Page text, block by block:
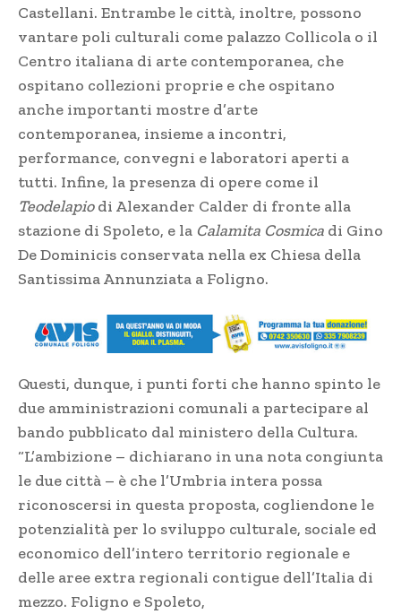
Castellani. Entrambe le città, inoltre, possono
vantare poli culturali come palazzo Collicola o il
Centro italiana di arte contemporanea, che
ospitano collezioni proprie e che ospitano
anche importanti mostre d’arte
contemporanea, insieme a incontri,
performance, convegni e laboratori aperti a
tutti. Infine, la presenza di opere come il
Teodelapiodi Alexander Calder di fronte alla
stazione di Spoleto, e la Calamita Cosmica di Gino
De Dominicis conservata nella ex Chiesa della
Santissima Annunziata a Foligno.
Questi, dunque, i punti forti che hanno spinto le
due amministrazioni comunali a partecipare al
bando pubblicato dal ministero della Cultura.
“L’ambizione – dichiarano in una nota congiunta
le due città – è che l’Umbria intera possa
riconoscersi in questa proposta, cogliendone le
potenzialità per lo sviluppo culturale, sociale ed
economico dell’intero territorio regionale e
delle aree extra regionali contigue dell’Italia di
mezzo. Foligno e Spoleto,